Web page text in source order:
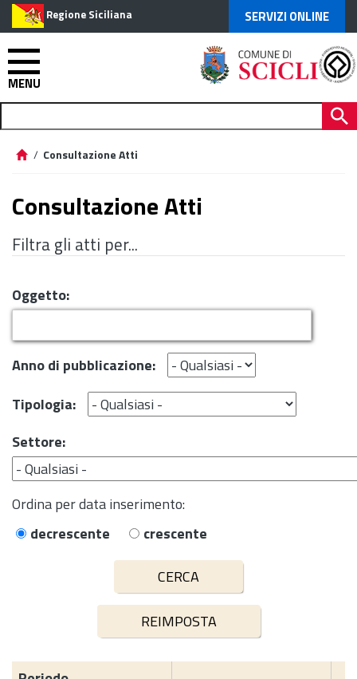
Regione Siciliana SERVIZI ONLINE
MENU
/ Consultazione Atti
Consultazione Atti
Filtra gli atti per...
Oggetto:
Anno di pubblicazione:
Tipologia:
Settore:
Ordina per data inserimento:
decrescente
crescente